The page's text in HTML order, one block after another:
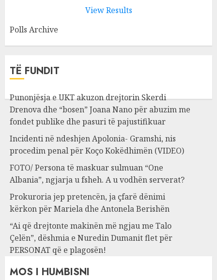
View Results
Polls Archive
TË FUNDIT
Punonjësja e UKT akuzon drejtorin Skerdi
Drenova dhe “bosen” Joana Nano për abuzim me
fondet publike dhe pasuri të pajustifikuar
Incidenti në ndeshjen Apolonia- Gramshi, nis
procedim penal për Koço Kokëdhimën (VIDEO)
FOTO/ Persona të maskuar sulmuan “One
Albania”, ngjarja u fsheh. A u vodhën serverat?
Prokuroria jep pretencën, ja çfarë dënimi
kërkon për Mariela dhe Antonela Berishën
“Ai që drejtonte makinën më ngjau me Talo
Çelën”, dëshmia e Nuredin Dumanit flet për
PERSONAT që e plagosën!
MOS I HUMBISNI